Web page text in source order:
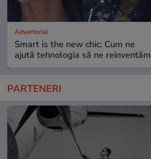
Advertorial
Smart is the new chic: Cum ne
ajută tehnologia să ne reinventăm
PARTENERI